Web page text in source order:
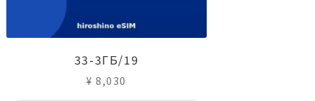
33-3ГБ/19
¥ 8,030